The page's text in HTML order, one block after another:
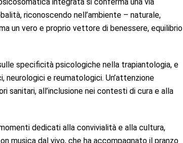
riconoscendo nell’ambiente – naturale,
un vero e proprio vettore di benessere, equilibrio
specificità psicologiche nella trapiantologia, e
e reumatologici. Un’attenzione
sanitari, all’inclusione nei contesti di cura e alla
dedicati alla convivialità e alla cultura,
musica dal vivo, che ha accompagnato il pranzo